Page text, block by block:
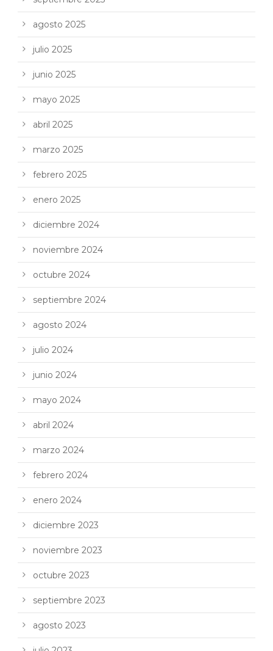
agosto 2025
julio 2025
junio 2025
mayo 2025
abril 2025
marzo 2025
febrero 2025
enero 2025
diciembre 2024
noviembre 2024
octubre 2024
septiembre 2024
agosto 2024
julio 2024
junio 2024
mayo 2024
abril 2024
marzo 2024
febrero 2024
enero 2024
diciembre 2023
noviembre 2023
octubre 2023
septiembre 2023
agosto 2023